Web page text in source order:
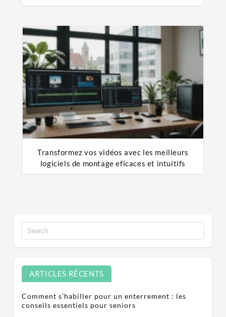
Transformez vos vidéos avec les meilleurs
logiciels de montage eficaces et intuitifs
ARTICLES RÉCENTS
Comment s’habiller pour un enterrement : les
conseils essentiels pour seniors